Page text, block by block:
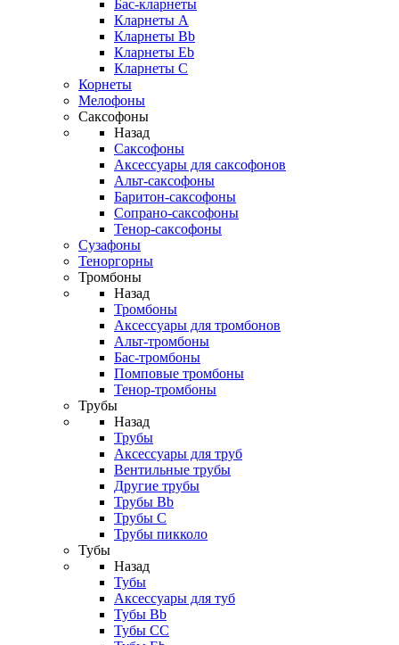
Бас-кларнеты
Кларнеты A
Кларнеты Bb
Кларнеты Eb
Кларнеты С
Корнеты
Мелофоны
Саксофоны
Назад
Саксофоны
Аксессуары для саксофонов
Альт-саксофоны
Баритон-саксофоны
Сопрано-саксофоны
Тенор-саксофоны
Сузафоны
Теноргорны
Тромбоны
Назад
Тромбоны
Аксессуары для тромбонов
Альт-тромбоны
Бас-тромбоны
Помповые тромбоны
Тенор-тромбоны
Трубы
Назад
Трубы
Аксессуары для труб
Вентильные трубы
Другие трубы
Трубы Bb
Трубы C
Трубы пикколо
Тубы
Назад
Тубы
Аксессуары для туб
Тубы Bb
Тубы CC